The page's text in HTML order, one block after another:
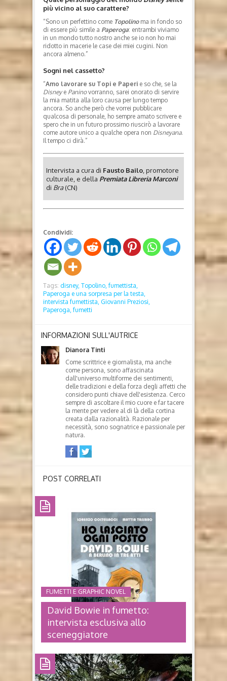
più vicino al suo carattere?
“Sono un perfettino come Topolino ma in fondo so
di essere più simile a Paperoga: entrambi viviamo
in un mondo tutto nostro anche se io non ho mai
ridotto in macerie le case dei miei cugini. Non
ancora almeno.”
Sogni nel cassetto?
“Amo lavorare su Topi e Paperi e so che, se la
Disneye Paninovorranno, sarei onorato di servire
la mia matita alla loro causa per lungo tempo
ancora. So anche però che vorrei pubblicare
qualcosa di personale, ho sempre amato scrivere e
spero che in un futuro prossimo riuscirò a lavorare
come autore unico a qualche opera non Disneyana.
Il tempo ci dirà.”
Intervista a cura di Fausto Bailo , promotore
culturale, e della Premiata Libreria Marconi
di Bra(CN)
Condividi:
Tags: disney, Topolino, fumettista,
Paperoga e una sorpresa per la testa,
intervista fumettista, Giovanni Preziosi,
Paperoga, fumetti
INFORMAZIONI SULL'AUTRICE
Dianora Tinti
Come scrittrice e giornalista, ma anche
come persona, sono affascinata
dall'universo multiforme dei sentimenti,
delle tradizioni e della forza degli affetti che
considero punti chiave dell'esistenza. Cerco
sempre di ascoltare il mio cuore e far tacere
la mente per vedere al di là della cortina
creata dalla razionalità. Razionale per
necessità, sono sognatrice e passionale per
natura.
POST CORRELATI
FUMETTI E GRAPHIC NOVEL
David Bowie in fumetto:
intervista esclusiva allo
sceneggiatore